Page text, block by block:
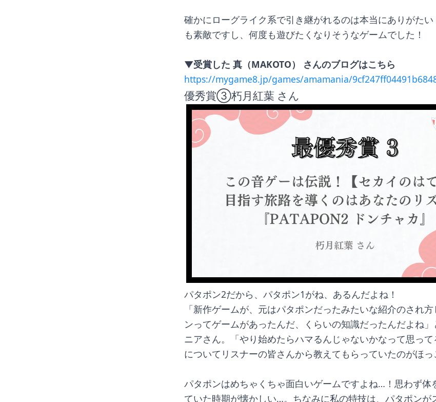
確かにローグライク系で引き継がれるのは本当にありがたい
も素敵ですし、何度も遊びたくなりそうなゲームでした！
▼受賞した 真（MAKOTO） さんのブログはこちら
https://mygame8.jp/games/amamania/
優秀賞③朽月紅葉 さん
パタポン2だから、パタポン1がね、あるんだよね！
「新作ゲームが、元はパタポンだったみたいな紹介のされ
ンってゲームがあったんだ、くらいの知識だったんだよね
ニアさん。「やり始めたらハマるんじゃないかなって思っ
についてリスナーの皆さんから教えてもらっていたのがほっ
パタポンはめちゃくちゃ面白いゲームですよね…！思わず体
ていた時期が懐かしい…。ちなみに私の特技は、パタポンが